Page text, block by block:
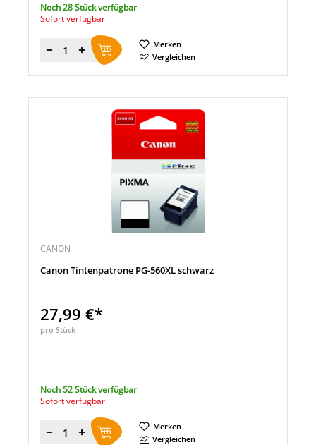
Noch 28 Stück verfügbar
Sofort verfügbar
Menge
Merken
Vergleichen
CANON
Canon Tintenpatrone PG-560XL schwarz
27,99 €*
pro Stück
Noch 52 Stück verfügbar
Sofort verfügbar
Menge
Merken
Vergleichen